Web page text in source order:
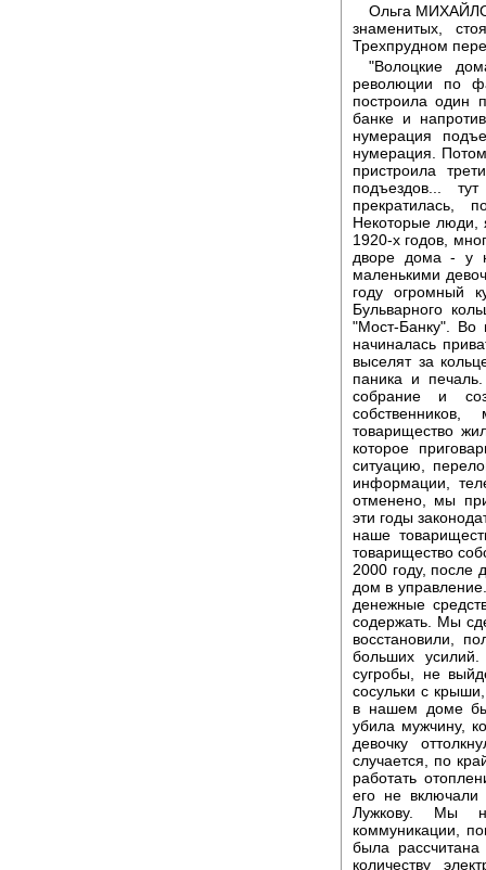
Ольга
знаменитых,
Трехпрудном
"Волоцкие
революции по
построила один
банке и
нумерация
нумерация.
пристроила
подъездов...
прекратилась,
Некоторые люди,
1920-х годов,
дворе дома - у
маленькими
году огромный
Бульварного
"Мост-Банку". Во
начиналась
выселят за
паника и
собрание и
товарищество
которое
ситуацию,
информации,
отменено, мы
эти годы
наше
товарищество
2000 году, после
дом в
денежные
содержать. Мы
восстановили,
больших
сугробы, не
сосульки с
в нашем доме
убила мужчину,
девочку
случается, по
работать
его не
Лужкову. Мы
коммуникации,
была рассчитана
количеству